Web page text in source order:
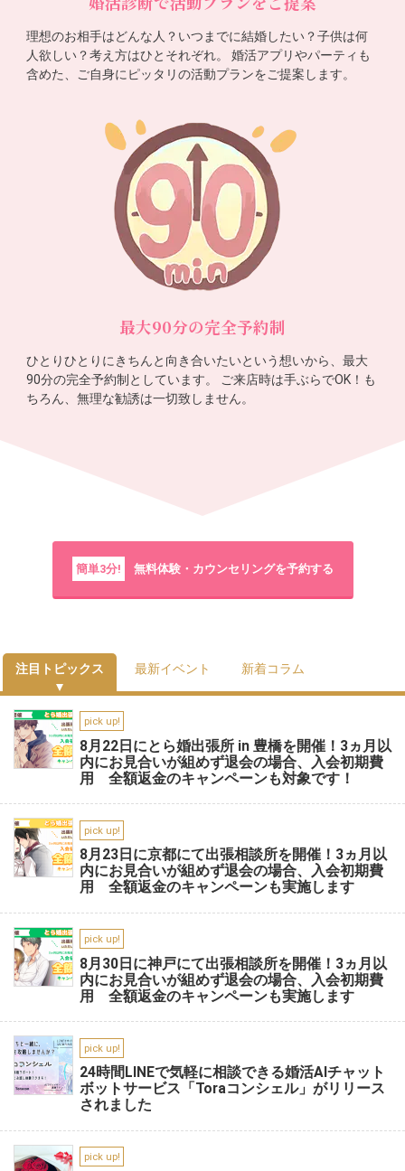
理想のお相手はどんな人？いつまでに結婚したい？子供は何
人欲しい？考え方はひとそれぞれ。 婚活アプリやパーティも
含めた、ご自身にピッタリの活動プランをご提案します。
最大90分の完全予約制
ひとりひとりにきちんと向き合いたいという想いから、最大
90分の完全予約制としています。 ご来店時は手ぶらでOK！も
ちろん、無理な勧誘は一切致しません。
簡単3分! 無料体験・カウンセリングを予約する
注目トピックス 最新イベント 新着コラム
pick up!
8月22日にとら婚出張所 in 豊橋を開催！3ヵ月以
内にお見合いが組めず退会の場合、入会初期費
用 全額返金のキャンペーンも対象です！
pick up!
8月23日に京都にて出張相談所を開催！3ヵ月以
内にお見合いが組めず退会の場合、入会初期費
用 全額返金のキャンペーンも実施します
pick up!
8月30日に神戸にて出張相談所を開催！3ヵ月以
内にお見合いが組めず退会の場合、入会初期費
用 全額返金のキャンペーンも実施します
pick up!
24時間LINEで気軽に相談できる婚活AIチャット
ボットサービス「Toraコンシェル」がリリース
されました
pick up!